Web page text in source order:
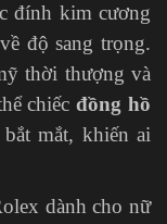
đính kim cương
độ sang trọng.
thời thượng và
chiếcđồng hồ
mắt, khiến ai
dành cho nữ